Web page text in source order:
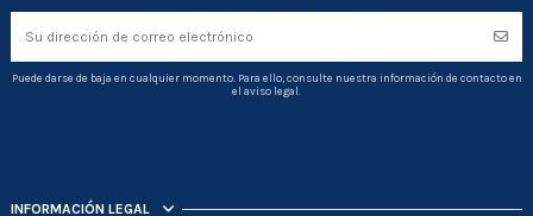
Puede darse de baja en cualquier momento. Para ello, consulte nuestra información de contacto en
el aviso legal.
INFORMACIÓN LEGAL